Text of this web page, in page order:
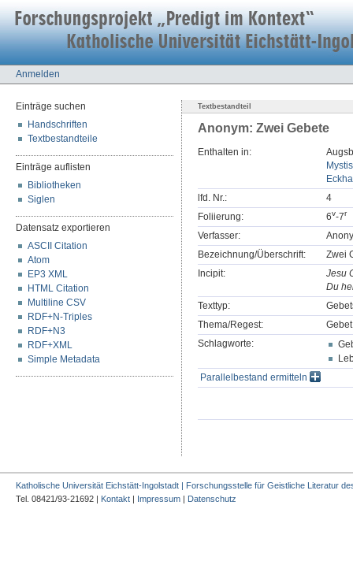
Anmelden
Einträge suchen
Handschriften
Textbestandteile
Einträge auflisten
Bibliotheken
Siglen
Datensatz exportieren
ASCII Citation
Atom
EP3 XML
HTML Citation
Multiline CSV
RDF+N-Triples
RDF+N3
RDF+XML
Simple Metadata
Textbestandteil
Anonym: Zwei Gebete
Enthalten in:
lfd. Nr.:
4
Foliierung:
6v-7r
Verfasser:
Bezeichnung/Überschrift:
Zwei
Incipit:
Jesu
Du
Texttyp:
Thema/Regest:
Schlagworte:
Parallelbestand ermitteln
Katholische Universität Eichstätt-Ingolstadt | Forschungsstelle für Geistliche Literatur
Tel. 08421/93-21692 | Kontakt | Impressum | Datenschutz